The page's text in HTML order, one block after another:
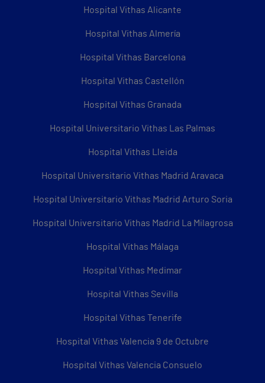
Hospital Vithas Alicante
Hospital Vithas Almería
Hospital Vithas Barcelona
Hospital Vithas Castellón
Hospital Vithas Granada
Hospital Universitario Vithas Las Palmas
Hospital Vithas Lleida
Hospital Universitario Vithas Madrid Aravaca
Hospital Universitario Vithas Madrid Arturo Soria
Hospital Universitario Vithas Madrid La Milagrosa
Hospital Vithas Málaga
Hospital Vithas Medimar
Hospital Vithas Sevilla
Hospital Vithas Tenerife
Hospital Vithas Valencia 9 de Octubre
Hospital Vithas Valencia Consuelo